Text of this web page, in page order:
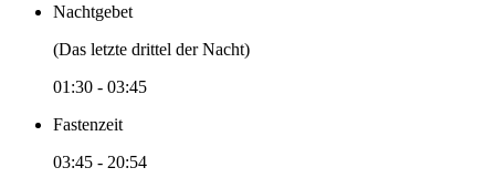
Nachtgebet
(Das letzte drittel der Nacht)
01:30 - 03:45
Fastenzeit
03:45 - 20:54